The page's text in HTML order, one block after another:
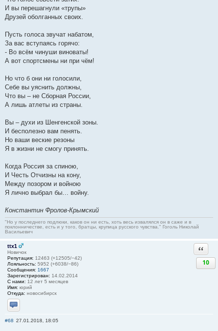
И вы перешагнули «трупы»
Друзей оболганных своих.
Пусть голоса звучат набатом,
За вас вступаясь горячо:
- Во всём чинуши виноваты!
А вот спортсмены ни при чём!
Но что б они ни голосили,
Себе вы уяснить должны,
Что вы – не Сборная России,
А лишь атлеты из страны.
Вы – духи из Шенгенской зоны.
И бесполезно вам пенять.
Но ваши веские резоны
Я в жизни не смогу принять.
Когда Россия за спиною,
И Честь Отчизны на кону,
Между позором и войною
Я лично выбрал бы… войну.
Константин Фролов-Крымский
"Но у последнего подлюки, каков он ни есть, хоть весь извалялся он в саже и в
поклонничестве, есть и у того, братцы, крупица русского чувства." Гоголь Николай
Васильевич
ttx1
Новичок
Репутация: 12463 (+12505/−42)
Лояльность: 5952 (+6038/−86)
Сообщения: 1667
Зарегистрирован: 14.02.2014
С нами: 12 лет 5 месяцев
Имя: юрий
Откуда: новосибирск
Отправить личное сообщение
10
#68 27.01.2018, 18:05